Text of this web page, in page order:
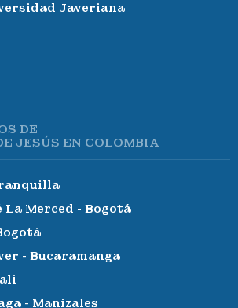
Javeriana
DE
JESÚS EN COLOMBIA
Merced - Bogotá
- Bucaramanga
- Manizales